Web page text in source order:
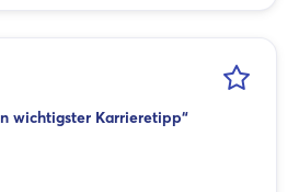
wichtigster Karrieretipp“